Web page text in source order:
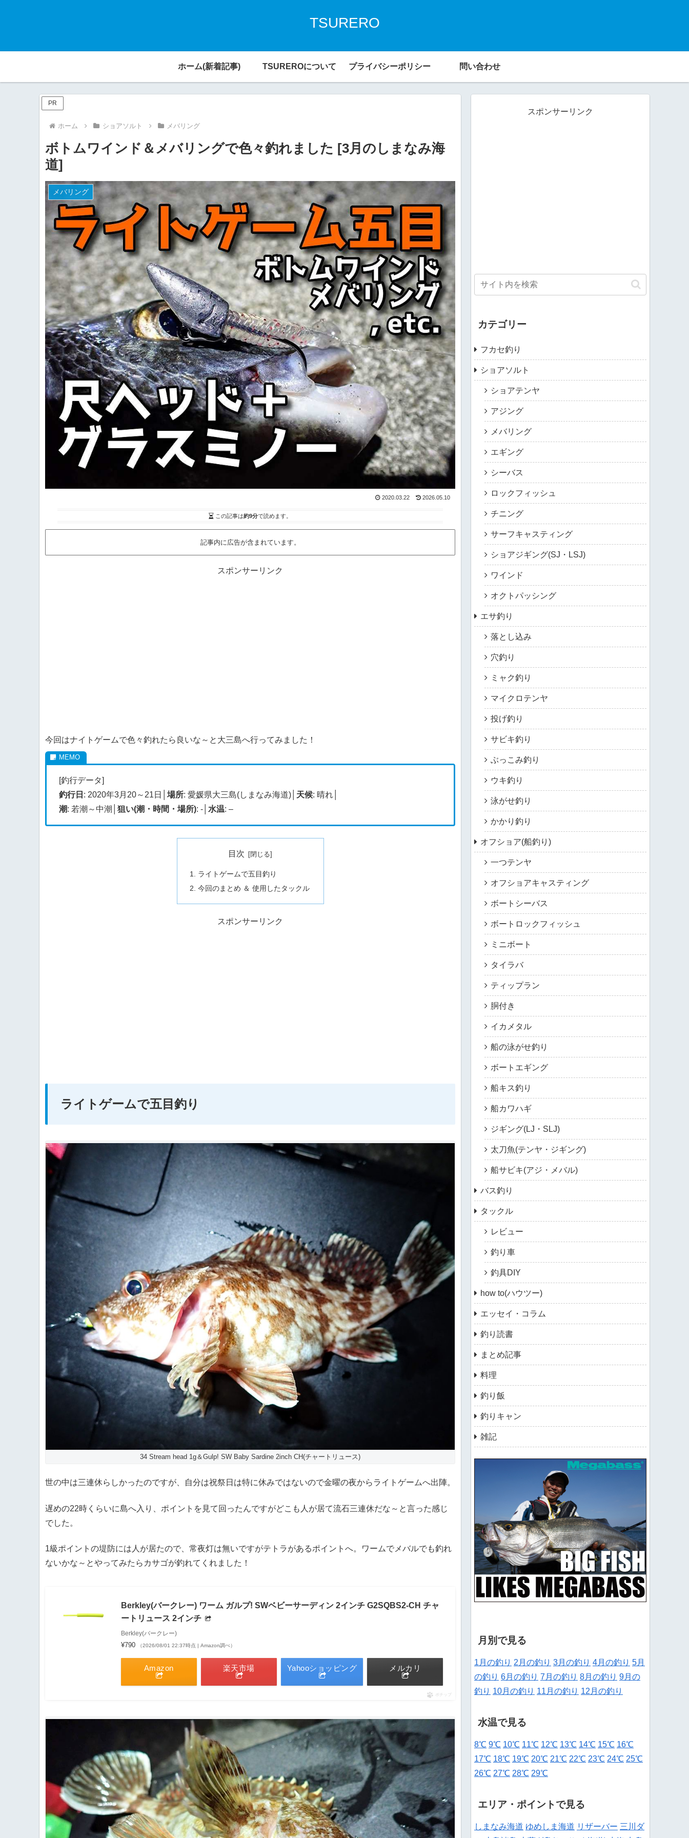
TSURERO
ホーム(新着記事) TSUREROについて プライバシーポリシー 問い合わせ
PR
ホーム ショアソルト メバリング
ボトムワインド＆メバリングで色々釣れました [3月のしまなみ海
道]
メバリング
2020.03.22 2026.05.10
この記事は約9分で読めます。
記事内に広告が含まれています。
スポンサーリンク
今回はナイトゲームで色々釣れたら良いな～と大三島へ行ってみました！
[釣行データ]
釣行日 : 2020年3月20～21日│ 場所: 愛媛県大三島(しまなみ海道)│ 天候: 晴れ│
潮: 若潮～中潮│ 狙い(潮・時間・場所): -│ 水温: –
目次
ライトゲームで五目釣り
今回のまとめ ＆ 使用したタックル
スポンサーリンク
ライトゲームで五目釣り
34 Stream head 1g＆Gulp! SW Baby Sardine 2inch CH(チャートリュース)
世の中は三連休らしかったのですが、自分は祝祭日は特に休みではないので金曜の夜からライトゲームへ出陣。
遅めの22時くらいに島へ入り、ポイントを見て回ったんですがどこも人が居て流石三連休だな～と言った感じ
でした。
1級ポイントの堤防には人が居たので、常夜灯は無いですがテトラがあるポイントへ。ワームでメバルでも釣れ
ないかな～とやってみたらカサゴが釣れてくれました！
Berkley(バークレー) ワーム ガルプ! SWベビーサーディン 2インチ G2SQBS2-CH チャ
ートリュース 2インチ
Berkley(バークレー)
¥790 （2026/08/01 22:37時点 | Amazon調べ）
Amazon 楽天市場 Yahooショッピング メルカリ
ポチップ
スポンサーリンク
カテゴリー
フカセ釣り
ショアソルト
ショアテンヤ
アジング
メバリング
エギング
シーバス
ロックフィッシュ
チニング
サーフキャスティング
ショアジギング(SJ・LSJ)
ワインド
オクトパッシング
エサ釣り
落とし込み
穴釣り
ミャク釣り
マイクロテンヤ
投げ釣り
サビキ釣り
ぶっこみ釣り
ウキ釣り
泳がせ釣り
かかり釣り
オフショア(船釣り)
一つテンヤ
オフショアキャスティング
ボートシーバス
ボートロックフィッシュ
ミニボート
タイラバ
ティップラン
胴付き
イカメタル
船の泳がせ釣り
ボートエギング
船キス釣り
船カワハギ
ジギング(LJ・SLJ)
太刀魚(テンヤ・ジギング)
船サビキ(アジ・メバル)
バス釣り
タックル
レビュー
釣り車
釣具DIY
how to(ハウツー)
エッセイ・コラム
釣り読書
まとめ記事
料理
釣り飯
釣りキャン
雑記
月別で見る
1月の釣り 2月の釣り 3月の釣り 4月の釣り 5月
の釣り 6月の釣り 7月の釣り 8月の釣り 9月の
釣り 10月の釣り 11月の釣り 12月の釣り
水温で見る
8℃ 9℃ 10℃ 11℃ 12℃ 13℃ 14℃ 15℃ 16℃
17℃ 18℃ 19℃ 20℃ 21℃ 22℃ 23℃ 24℃ 25℃
26℃ 27℃ 28℃ 29℃
エリア・ポイントで見る
しまなみ海道 ゆめしま海道 リザーバー 三川ダ